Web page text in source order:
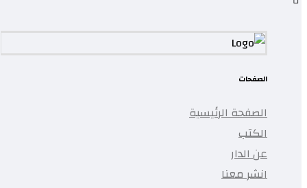
الصفحات
الصفحة الرئيسية
الكتب
عن الدار
انشر معنا